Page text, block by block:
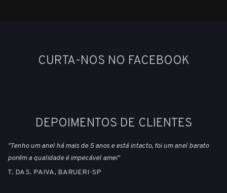
CURTA-NOS NO FACEBOOK
DEPOIMENTOS DE CLIENTES
"Tenho um anel há mais de 5 anos e está intacto, foi um anel barato
porém a qualidade é impecável amei"
T. DA S. PAIVA, BARUERI-SP